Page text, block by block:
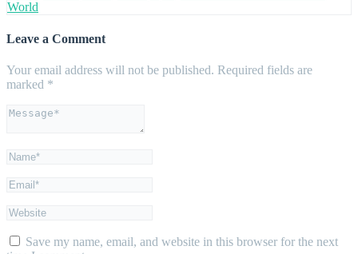
World
Leave a Comment
Your email address will not be published. Required fields are
marked *
Save my name, email, and website in this browser for the next